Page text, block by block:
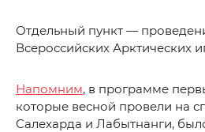
Отдельный пункт —
Всероссийских Арктических
Напомним, в программе
которые весной провели на
Салехарда и Лабытнанги,